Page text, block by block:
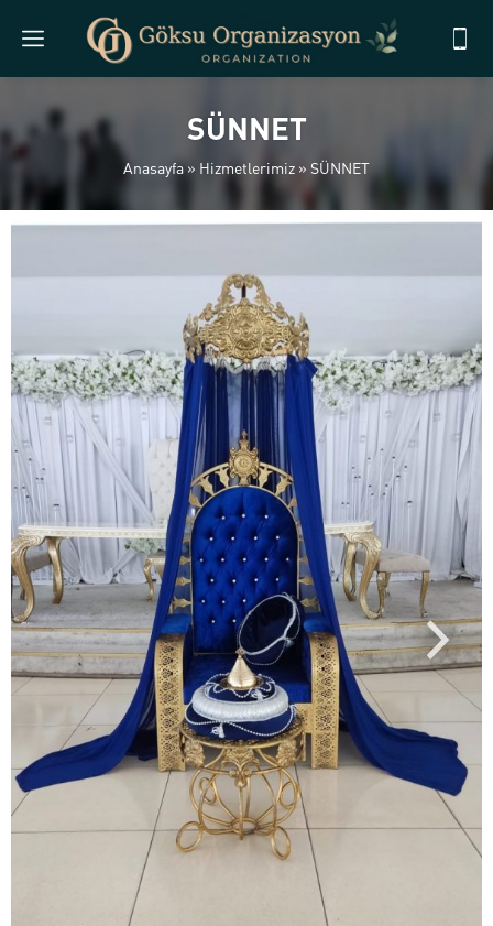
SÜNNET
Anasayfa» Hizmetlerimiz » SÜNNET